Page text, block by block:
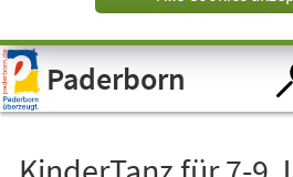
Visuelle
Assistenzsoftware
öffnen.Paderborn